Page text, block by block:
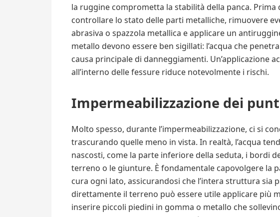
la ruggine comprometta la stabilità della panca. Prima
controllare lo stato delle parti metalliche, rimuovere
abrasiva o spazzola metallica e applicare un
metallo devono essere ben sigillati: l’acqua che
causa principale di danneggiamenti. Un’applicazione
all’interno delle fessure riduce notevolmente i rischi.
Impermeabilizzazione dei
Molto spesso, durante l’impermeabilizzazione, ci si
trascurando quelle meno in vista. In realtà, l’acqua
nascosti, come la parte inferiore della seduta, i bordi
terreno o le giunture. È fondamentale capovolgere la
cura ogni lato, assicurandosi che l’intera struttura sia
direttamente il terreno può essere utile applicare più
inserire piccoli piedini in gomma o metallo che